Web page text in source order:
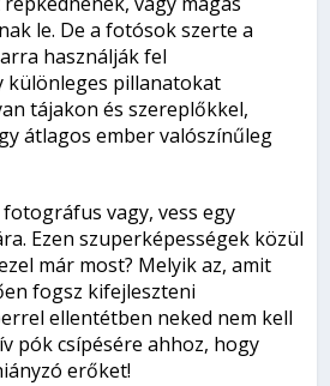
le. De a fotósok szerte a
használják fel
különleges pillanatokat
tájakon és szereplőkkel,
átlagos ember valószínűleg
vagy, vess egy
Ezen szuperképességek közül
már most? Melyik az, amit
fogsz kifejleszteni
ellentétben neked nem kell
pók csípésére ahhoz, hogy
erőket!